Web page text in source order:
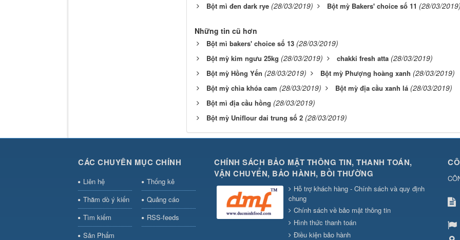
Bột mì đen dark rye (28/03/2019) Bột mỳ Bakers' choice số 11 (28/03/
Những tin cũ hơn
Bột mì bakers' choice số 13 (28/03/2019)
Bột mỳ kim ngưu 25kg (28/03/2019) chakki fresh atta (28/03/2019)
Bột mỳ Hồng Yến (28/03/2019) Bột mỳ Phượng hoàng xanh (28/03/2019)
Bột mỳ chìa khóa cam (28/03/2019) Bột mỳ địa cầu xanh lá (28/03/2019)
Bột mì địa cầu hồng (28/03/2019)
Bột mỳ Uniflour dai trung số 2 (28/03/2019)
CÁC CHUYÊN MỤC CHÍNH
Liên hệ
Thống kê
Thăm dò ý kiến
Quảng cáo
Tìm kiếm
RSS-feeds
Sản Phẩm
CHÍNH SÁCH BẢO MẬT THÔNG TIN, THANH TOÁN,
VẬN CHUYỂN, BẢO HÀNH, BỒI THƯỜNG
Hỗ trợ khách hàng - Chính sách và quy định
chung
Chính sách về bảo mật thông tin
Hình thức thanh toán
Điều kiện bảo hành